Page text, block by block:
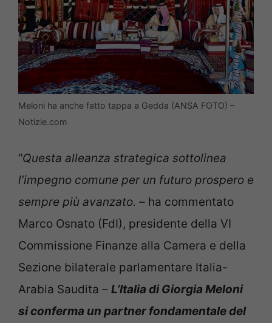
Meloni ha anche fatto tappa a Gedda (ANSA FOTO) –
Notizie.com
“Questa alleanza strategica sottolinea
l’impegno comune per un futuro prospero e
sempre più avanzato. – ha commentato
Marco Osnato (FdI), presidente della VI
Commissione Finanze alla Camera e della
Sezione bilaterale parlamentare Italia-
Arabia Saudita – L’Italia di Giorgia Meloni
si conferma un partner fondamentale del